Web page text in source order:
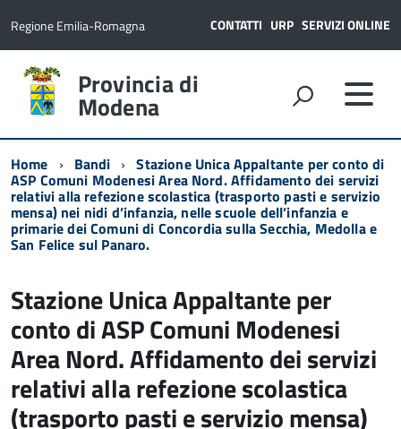
Regione Emilia-Romagna CONTATTI URP SERVIZI ONLINE
Provincia di
Modena
Home Bandi Stazione Unica Appaltante per conto di
ASP Comuni Modenesi Area Nord. Affidamento dei servizi
relativi alla refezione scolastica (trasporto pasti e servizio
mensa) nei nidi d’infanzia, nelle scuole dell’infanzia e
primarie dei Comuni di Concordia sulla Secchia, Medolla e
San Felice sul Panaro.
Stazione Unica Appaltante per
conto di ASP Comuni Modenesi
Area Nord. Affidamento dei servizi
relativi alla refezione scolastica
(trasporto pasti e servizio mensa)